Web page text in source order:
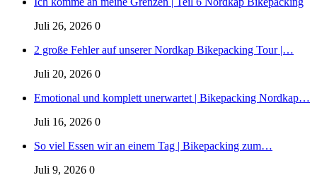
Juli 26, 2026 0
2 große Fehler auf unserer Nordkap Bikepacking Tour |…
Juli 20, 2026 0
Emotional und komplett unerwartet | Bikepacking Nordkap…
Juli 16, 2026 0
So viel Essen wir an einem Tag | Bikepacking zum…
Juli 9, 2026 0